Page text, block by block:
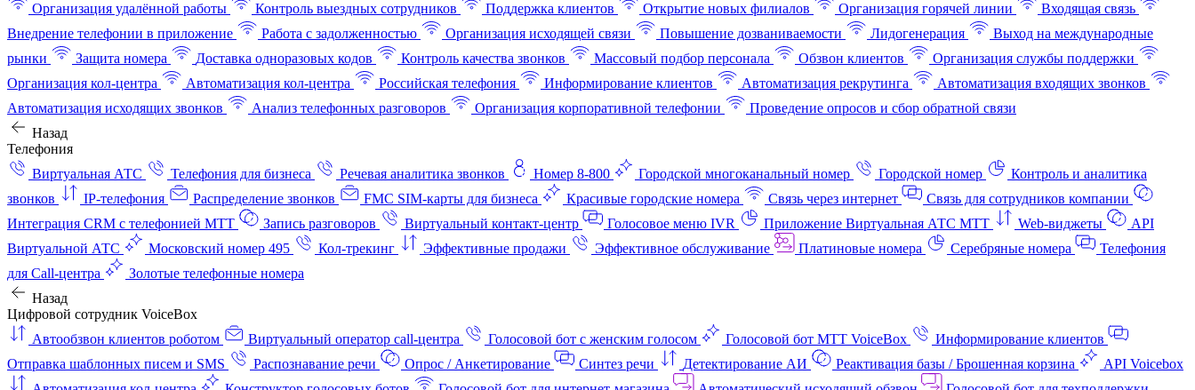
Организация удалённой работы
Контроль выездных сотрудников Поддержка клиентов Открытие новых филиалов Организация горячей линии
Входящая связь
Внедрение телефонии в приложение
Работа с задолженностью Организация исходящей связи Повышение дозваниваемости Лидогенерация
Выход на международные
рынки
Защита номера Доставка одноразовых кодов Контроль качества звонков Массовый подбор персонала Обзвон клиентов
Организация службы поддержки
Организация кол-центра
Автоматизация кол-центра Российская телефония Информирование клиентов Автоматизация рекрутинга
Автоматизация входящих звонков
Автоматизация исходящих звонков
Анализ телефонных разговоров Организация корпоративной телефонии
Проведение опросов и сбор обратной связи
Назад
Телефония
Виртуальная АТС
Телефония для бизнеса Речевая аналитика звонков Номер 8-800 Городской многоканальный номер Городской номер
Контроль и аналитика
звонков
IP-телефония Распределение звонков FMC SIM-карты для бизнеса Красивые городские номера Связь через интернет
Связь для сотрудников компании
Интеграция CRM с телефонией МТТ
Запись разговоров Виртуальный контакт‑центр Голосовое меню IVR Приложение Виртуальная АТС МТТ Web-виджеты
API
Виртуальной АТС
Московский номер 495 Кол-трекинг Эффективные продажи Эффективное обслуживание Платиновые номера Серебряные номера
Телефония
для Call-центра
Золотые телефонные номера
Назад
Цифровой сотрудник VoiceBox
Автообзвон клиентов роботом
Виртуальный оператор call-центра Голосовой бот с женским голосом Голосовой бот МТТ VoiceBox
Информирование клиентов
Отправка шаблонных писем и SMS
Распознавание речи Опрос / Анкетирование Синтез речи Детектирование АИ Реактивация базы / Брошенная корзина
API Voicebox